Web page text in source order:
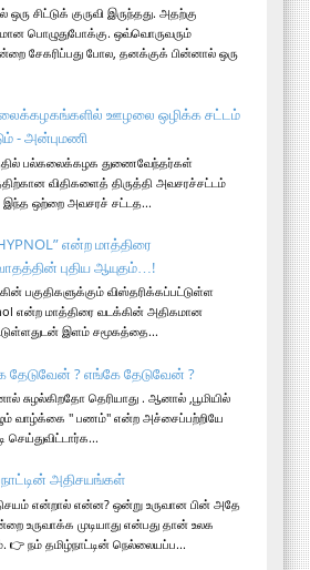
ஒரு சிட்டுக் குருவி இருந்தது. அதற்கு
பொழுதுபோக்கு. ஒவ்வொருவரும்
சேகரிப்பது போல, தனக்குக் பின்னால் ஒரு
ஊழலை ஒழிக்க சட்டம்
- அன்புமணி
பல்கலைக்கழக துணைவேந்தர்கள்
விதிகளைத் திருத்தி அவசரச்சட்டம்
இந்த ஒற்றை அவசரச் சட்டத...
என்ற மாத்திரை
புதிய ஆயுதம்…!
பகுதிகளுக்கும் விஸ்தரிக்கப்பட்டுள்ள
என்ற மாத்திரை வடக்கின் அதிகமான
இளம் சமூகத்தை...
தேடுவேன் ? எங்கே தேடுவேன் ?
சுழல்கிறதோ தெரியாது . ஆனால் ,பூமியில்
வாழ்க்கை " பணம்" என்ற அச்சைப்பற்றியே
செய்துவிட்டார்க...
அதிசயங்கள்
என்றால் என்ன? ஒன்று உருவான பின் அதே
உருவாக்க முடியாது என்பது தான் உலக
👉 நம் தமிழ்நாட்டின் நெல்லையப்ப...